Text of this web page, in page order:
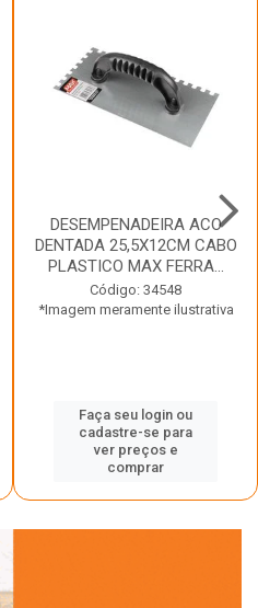
DESEMPENADEIRA ACO
DENTADA 25,5X12CM CABO
PLASTICO MAX FERRA...
Código: 34548
*Imagem meramente ilustrativa
Faça seu login ou
cadastre-se para
ver preços e
comprar